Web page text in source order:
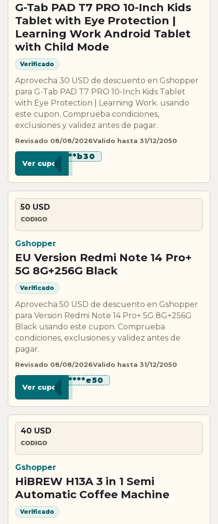
G-Tab PAD T7 PRO 10-Inch Kids
Tablet with Eye Protection |
Learning Work Android Tablet
with Child Mode
Verificado
Aprovecha 30 USD de descuento en Gshopper
para G-Tab PAD T7 PRO 10-Inch Kids Tablet
with Eye Protection | Learning Work. usando
este cupon. Comprueba condiciones,
exclusiones y validez antes de pagar.
Revisado 08/08/2026Valido hasta 31/12/2050
******b30
Ver cupon
50 USD
CODIGO
Gshopper
EU Version Redmi Note 14 Pro+
5G 8G+256G Black
Verificado
Aprovecha 50 USD de descuento en Gshopper
para Version Redmi Note 14 Pro+ 5G 8G+256G
Black usando este cupon. Comprueba
condiciones, exclusiones y validez antes de
pagar.
Revisado 08/08/2026Valido hasta 31/12/2050
********e50
Ver cupon
40 USD
CODIGO
Gshopper
HiBREW H13A 3 in 1 Semi
Automatic Coffee Machine
Verificado